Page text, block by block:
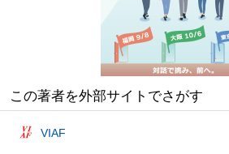
この著者を外部サイトでさがす
VIAF